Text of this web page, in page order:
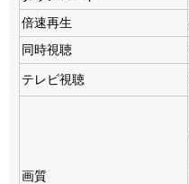
倍速再生
同時視聴
テレビ視聴
画質